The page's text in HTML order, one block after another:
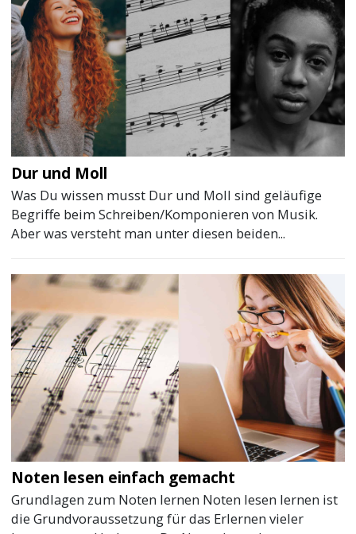
Dur und Moll
Was Du wissen musst Dur und Moll sind geläufige
Begriffe beim Schreiben/Komponieren von Musik.
Aber was versteht man unter diesen beiden...
Noten lesen einfach gemacht
Grundlagen zum Noten lernen Noten lesen lernen ist
die Grundvoraussetzung für das Erlernen vieler